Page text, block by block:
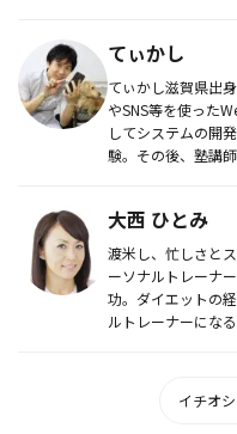
てぃかし
てぃかし滋賀県出
やSNS等を使った
してシステムの開
験。その後、塾講
大西 ひとみ
渡米し、忙しさと
ーソナルトレーナ
功。ダイエットの
ルトレーナーにな
イチオ